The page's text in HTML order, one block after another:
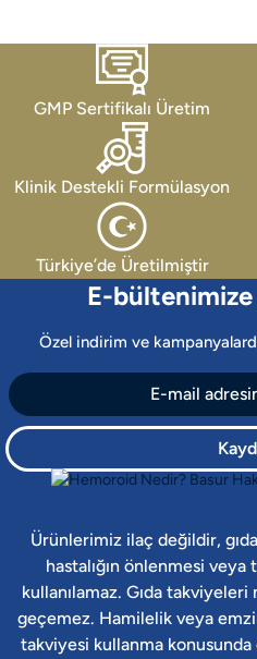
GMP Sertifikalı Üretim
Klinik Destekli Formülasyon
Türkiye’de Üretilmiştir
E-
Özel indirim ve
Ürünlerimiz ilaç değildir,
hastalığın önlenmesi
kullanılamaz. Gıda
geçemez. Hamilelik veya
takviyesi kullanma konusunda